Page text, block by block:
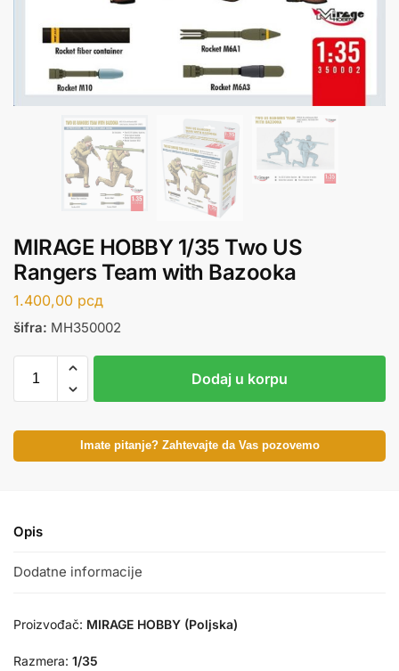
MIRAGE HOBBY 1/35 Two US
Rangers Team with Bazooka
1.400,00 рсд
šifra: MH350002
Dodaj u korpu
Imate pitanje? Zahtevajte da Vas pozovemo
Opis
Dodatne informacije
Proizvođač: MIRAGE HOBBY (Poljska)
Razmera: 1/35